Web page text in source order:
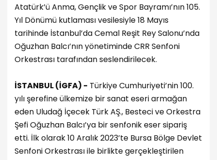
Atatürk’ü Anma, Gençlik ve Spor Bayramı’nın 105.
Yıl Dönümü kutlaması vesilesiyle 18 Mayıs
tarihinde İstanbul’da Cemal Reşit Rey Salonu’nda
Oğuzhan Balcı’nın yönetiminde CRR Senfoni
Orkestrası tarafından seslendirilecek.
İSTANBUL (İGFA) - Türkiye Cumhuriyeti’nin 100.
yılı şerefine ülkemize bir sanat eseri armağan
eden Uludağ İçecek Türk AŞ., Besteci ve Orkestra
Şefi Oğuzhan Balcı’ya bir senfonik eser sipariş
etti. İlk olarak 10 Aralık 2023’te Bursa Bölge Devlet
Senfoni Orkestrası ile birlikte gerçekleştirilen